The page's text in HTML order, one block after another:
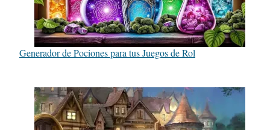
Generador de Pociones para tus Juegos de Rol